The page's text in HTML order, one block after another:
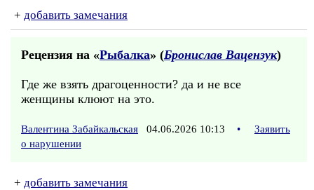
+ добавить замечания
Рецензия на «Рыбалка» (Бронислав Вацензук)
Где же взять драгоценности? да и не все
женщины клюют на это.
Валентина Забайкальская 04.06.2026 10:13 •
Заявить
о нарушении
+ добавить замечания